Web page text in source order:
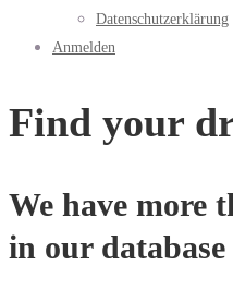
Datenschutzerklärung
Anmelden
Find your
We have more
in our database